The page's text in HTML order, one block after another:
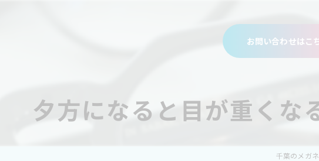
お問い合わせはこ
夕方になると目が重くな
千葉のメガ